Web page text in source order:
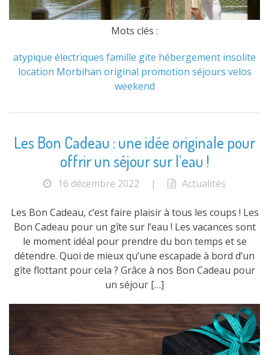
Mots clés :
atypique électriques famille gite hébergement insolite
location Morbihan original promotion séjours velos
weekend
Les Bon Cadeau : une idée originale pour
offrir un séjour sur l’eau !
16 décembre 2022 | Actualités
Les Bon Cadeau, c’est faire plaisir à tous les coups ! Les
Bon Cadeau pour un gîte sur l’eau ! Les vacances sont
le moment idéal pour prendre du bon temps et se
détendre. Quoi de mieux qu’une escapade à bord d’un
gîte flottant pour cela ? Grâce à nos Bon Cadeau pour
un séjour […]